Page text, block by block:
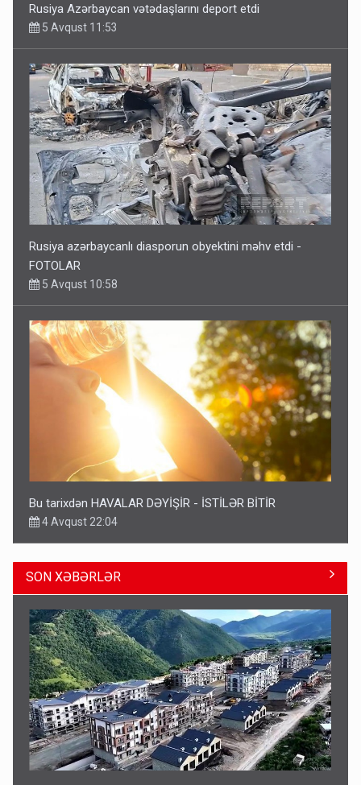
Rusiya Azərbaycan vətədaşlarını deport etdi
5 Avqust 11:53
Rusiya azərbaycanlı diasporun obyektini məhv etdi -
FOTOLAR
5 Avqust 10:58
Bu tarixdən HAVALAR DƏYİŞİR - İSTİLƏR BİTİR
4 Avqust 22:04
ŞOK! David Seliverstov ölkədən qaçdı
6 Avqust 14:14
SON XƏBƏRLƏR